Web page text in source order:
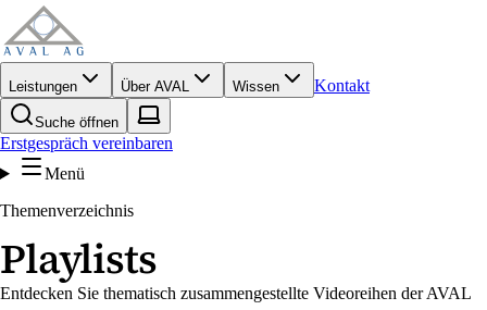
Leistungen Über AVAL Wissen Kontakt
Suche öffnen
Erstgespräch vereinbaren
Menü
Themenverzeichnis
Playlists
Entdecken Sie thematisch zusammengestellte Videoreihen der AVAL